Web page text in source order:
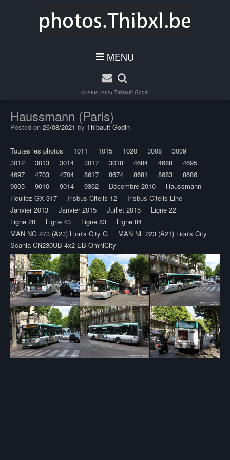
MENU
© 2005-2025 Thibault Godin
Haussmann (Paris)
Posted on 26/08/2021 by Thibault Godin
Toutes les photos 1011 1015 1020 3008
3009
3012
3013 3014 3017 3018 4684 4688
4695
4697
4703 4704 8617 8674 8681 8683
8686
9005
9010 9014 9362 Décembre 2010
Haussmann
Heuliez GX 317
Irisbus Citelis 12
Irisbus Citelis Line
Janvier 2013
Janvier 2015 Juillet 2015
Ligne 22
Ligne 28
Ligne 43 Ligne 83
Ligne 84
MAN NG 273 (A23) Lion's City G
MAN NL 223 (A21) Lion's City
Scania CN230UB 4x2 EB OmniCity
Post